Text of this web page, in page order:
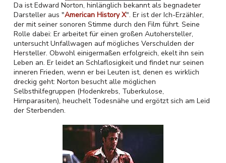
Da ist Edward Norton, hinlänglich bekannt als begnadeter
Darsteller aus "American History X". Er ist der Ich-Erzähler,
der mit seiner sonoren Stimme durch den Film führt. Seine
Rolle dabei: Er arbeitet für einen großen Autohersteller,
untersucht Unfallwagen auf mögliches Verschulden der
Hersteller. Obwohl einigermaßen erfolgreich, ekelt ihn sein
Leben an. Er leidet an Schlaflosigkeit und findet nur seinen
inneren Frieden, wenn er bei Leuten ist, denen es wirklich
dreckig geht: Norton besucht alle möglichen
Selbsthilfegruppen (Hodenkrebs, Tuberkulose,
Hirnparasiten), heuchelt Todesnähe und ergötzt sich am Leid
der Sterbenden.